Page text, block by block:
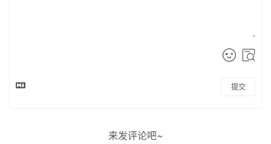
提交
来发评论吧~